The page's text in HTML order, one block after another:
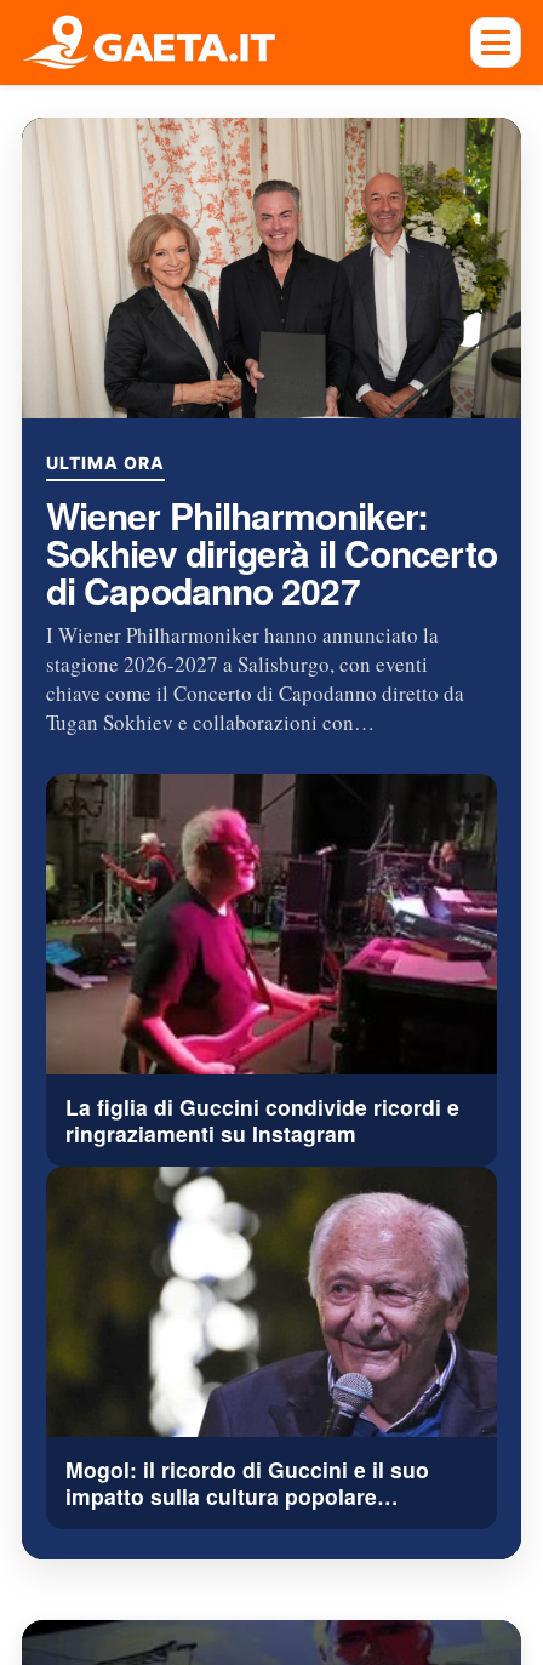
ULTIMA ORA
Wiener Philharmoniker:
Sokhiev dirigerà il Concerto
di Capodanno 2027
I Wiener Philharmoniker hanno annunciato la
stagione 2026-2027 a Salisburgo, con eventi
chiave come il Concerto di Capodanno diretto da
Tugan Sokhiev e collaborazioni con…
La figlia di Guccini condivide ricordi e
ringraziamenti su Instagram
Mogol: il ricordo di Guccini e il suo
impatto sulla cultura popolare…